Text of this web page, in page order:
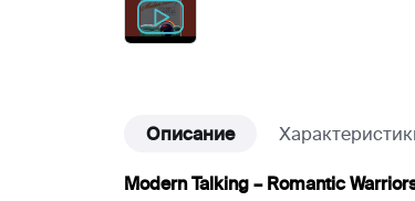
Описание
Modern Talking – Romantic